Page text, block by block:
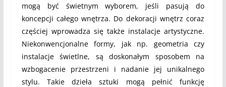
mogą być świetnym wyborem, jeśli pasują do
koncepcji całego wnętrza. Do dekoracji wnętrz coraz
częściej wprowadza się także instalacje artystyczne.
Niekonwencjonalne formy, jak np. geometria czy
instalacje świetlne, są doskonałym sposobem na
wzbogacenie przestrzeni i nadanie jej unikalnego
stylu. Takie dzieła sztuki mogą pełnić funkcję